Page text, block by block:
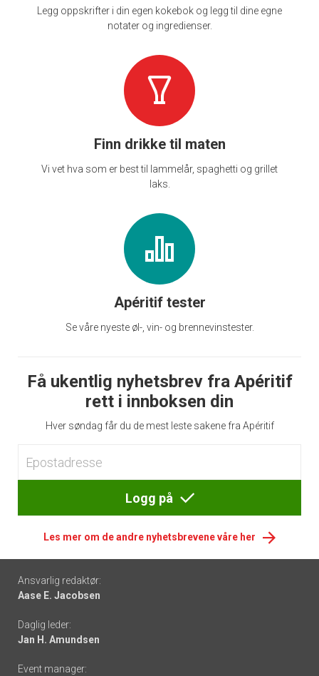
Legg oppskrifter i din egen kokebok og legg til dine egne
notater og ingredienser.
Finn drikke til maten
Vi vet hva som er best til lammelår, spaghetti og grillet
laks.
Apéritif tester
Se våre nyeste øl-, vin- og brennevinstester.
Få ukentlig nyhetsbrev fra Apéritif
rett i innboksen din
Hver søndag får du de mest leste sakene fra Apéritif
Logg på
Les mer om de andre nyhetsbrevene våre her
Footer
-
links
Ansvarlig redaktør:
Aase E. Jacobsen
Daglig leder:
Jan H. Amundsen
Event manager: